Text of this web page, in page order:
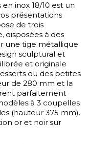
inox 18/10 est un
présentations
de trois
disposées à des
une tige métallique
sculptural et
et originale
ou des petites
de 280 mm et la
parfaitement
à 3 coupelles
(hauteur 375 mm).
or et noir sur